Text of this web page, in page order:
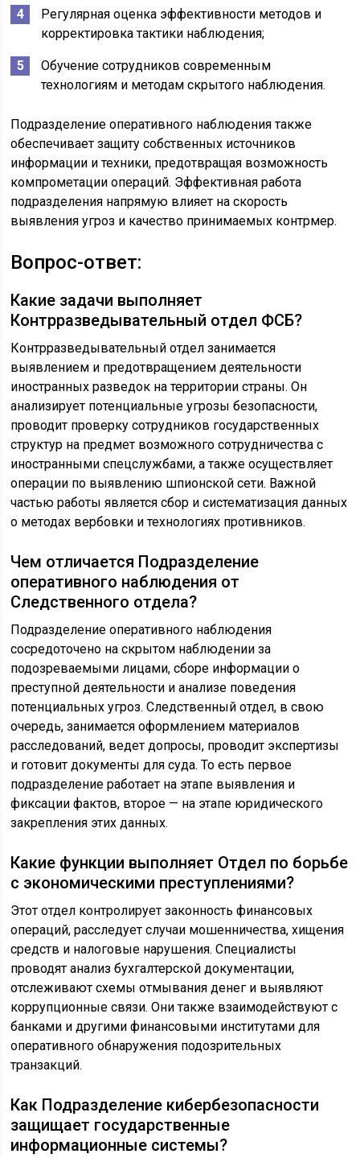
Регулярная оценка эффективности методов и
корректировка тактики наблюдения;
Обучение сотрудников современным
технологиям и методам скрытого наблюдения.
Подразделение оперативного наблюдения также
обеспечивает защиту собственных источников
информации и техники, предотвращая возможность
компрометации операций. Эффективная работа
подразделения напрямую влияет на скорость
выявления угроз и качество принимаемых контрмер.
Вопрос-ответ:
Какие задачи выполняет
Контрразведывательный отдел ФСБ?
Контрразведывательный отдел занимается
выявлением и предотвращением деятельности
иностранных разведок на территории страны. Он
анализирует потенциальные угрозы безопасности,
проводит проверку сотрудников государственных
структур на предмет возможного сотрудничества с
иностранными спецслужбами, а также осуществляет
операции по выявлению шпионской сети. Важной
частью работы является сбор и систематизация данных
о методах вербовки и технологиях противников.
Чем отличается Подразделение
оперативного наблюдения от
Следственного отдела?
Подразделение оперативного наблюдения
сосредоточено на скрытом наблюдении за
подозреваемыми лицами, сборе информации о
преступной деятельности и анализе поведения
потенциальных угроз. Следственный отдел, в свою
очередь, занимается оформлением материалов
расследований, ведет допросы, проводит экспертизы
и готовит документы для суда. То есть первое
подразделение работает на этапе выявления и
фиксации фактов, второе — на этапе юридического
закрепления этих данных.
Какие функции выполняет Отдел по борьбе
с экономическими преступлениями?
Этот отдел контролирует законность финансовых
операций, расследует случаи мошенничества, хищения
средств и налоговые нарушения. Специалисты
проводят анализ бухгалтерской документации,
отслеживают схемы отмывания денег и выявляют
коррупционные связи. Они также взаимодействуют с
банками и другими финансовыми институтами для
оперативного обнаружения подозрительных
транзакций.
Как Подразделение кибербезопасности
защищает государственные
информационные системы?